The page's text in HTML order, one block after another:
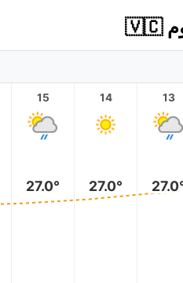
13
14
27.0°
15
27.0°